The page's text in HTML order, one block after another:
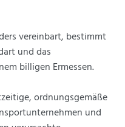
vereinbart, bestimmt
und das
billigen Ermessen.
ordnungsgemäße
und